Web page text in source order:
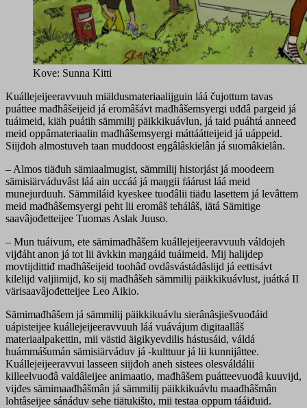
Kove: Sunna Kitti
Kuállejeijeeravvuuh miäldusmateriaalijguin láá čujottum tavas
puáttee mađhâšeijeid já eromâšávt mađhâšemsyergi uđđâ pargeid já
tuáimeid, kiäh puátih sämmilij päikkikuávlun, já taid puáhtá anneeđ
meid oppâmateriaalin mađhâšemsyergi máttáátteijeid já uáppeid.
Siijđoh almostuveh taan muddoost eŋgâlâskielân já suomâkielân.
– Almos tiäđuh sämiaalmugist, sämmilij historjást já moodeern
sämisiärváduvâst láá ain uccáá já maŋgii fáárust láá meid
munejurduuh. Sämmiláid kyeskee tuođâlii tiäđu lasettem já levâttem
meid mađhâšemsyergi peht lii eromâš tehálâš, iätá Sämitige
saavâjođetteijee Tuomas Aslak Juuso.
– Mun tuáivum, ete sämimađhâšem kuállejeijeeravvuuh váldojeh
vijđáht anon já tot lii ävkkin maŋgáid tuáimeid. Mij halijdep
movtijdittiđ mađhâšeijeid toohâđ ovdâsvástádâslijd já eettisávt
kilelijd valjiimijd, ko sij mađhâšeh sämmilij päikkikuávlust, juátká II
värisaavâjođetteijee Leo Aikio.
Sämimađhâšem já sämmilij päikkikuávlu sierânâsjiešvuođáid
uápisteijee kuállejeijeeravvuuh láá vuávájum digitaallâš
materiaalpakettin, mii västid äigikyevdilis hástusáid, váldá
huámmášumán sämisiärváduv já -kulttuur já lii kunnijâttee.
Kuállejeijeeravvui lasseen siijđoh aneh sistees olesváldálii
killeelvuođâ valdâleijee animaatio, mađhâšem puátteevuođâ kuuvijd,
vijđes sämimaađhâšmân já sämmilij päikkikuávlu maađhâšmân
lohtâseijee sánáduv sehe tiätukišto, mii testaa oppum tááiđuid.